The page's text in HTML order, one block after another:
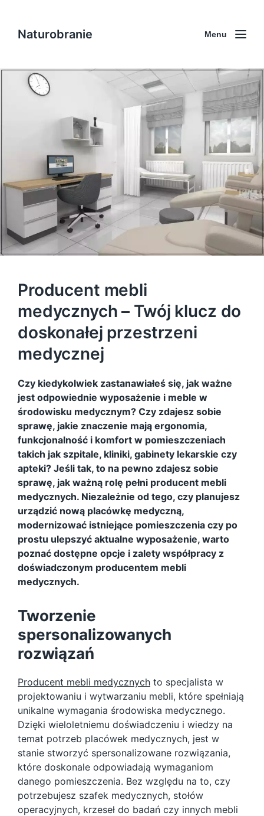
Naturobranie Menu
Producent mebli
medycznych – Twój klucz do
doskonałej przestrzeni
medycznej
Czy kiedykolwiek zastanawiałeś się, jak ważne
jest odpowiednie wyposażenie i meble w
środowisku medycznym? Czy zdajesz sobie
sprawę, jakie znaczenie mają ergonomia,
funkcjonalność i komfort w pomieszczeniach
takich jak szpitale, kliniki, gabinety lekarskie czy
apteki? Jeśli tak, to na pewno zdajesz sobie
sprawę, jak ważną rolę pełni producent mebli
medycznych. Niezależnie od tego, czy planujesz
urządzić nową placówkę medyczną,
modernizować istniejące pomieszczenia czy po
prostu ulepszyć aktualne wyposażenie, warto
poznać dostępne opcje i zalety współpracy z
doświadczonym producentem mebli
medycznych.
Tworzenie
spersonalizowanych
rozwiązań
Producent mebli medycznych to specjalista w
projektowaniu i wytwarzaniu mebli, które spełniają
unikalne wymagania środowiska medycznego.
Dzięki wieloletniemu doświadczeniu i wiedzy na
temat potrzeb placówek medycznych, jest w
stanie stworzyć spersonalizowane rozwiązania,
które doskonale odpowiadają wymaganiom
danego pomieszczenia. Bez względu na to, czy
potrzebujesz szafek medycznych, stołów
operacyjnych, krzeseł do badań czy innych mebli